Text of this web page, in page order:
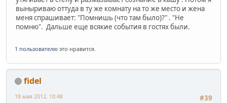
выныриваю оттуда в ту же комнату на то же место и жена
меня спрашивает: "Помнишь (что там было)?" . "Не
помню". Дальше еще всякие события в гостях были.
1 пользователю это нравится.
fidel
#39
18 мая 2012, 10:48